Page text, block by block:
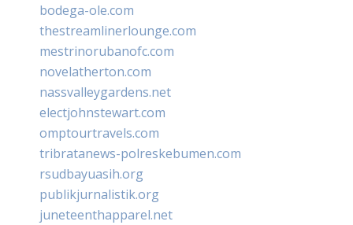
bodega-ole.com
thestreamlinerlounge.com
mestrinorubanofc.com
novelatherton.com
nassvalleygardens.net
electjohnstewart.com
omptourtravels.com
tribratanews-polreskebumen.com
rsudbayuasih.org
publikjurnalistik.org
juneteenthapparel.net